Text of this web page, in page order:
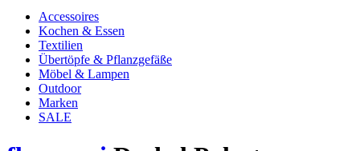
Accessoires
Kochen & Essen
Textilien
Übertöpfe & Pflanzgefäße
Möbel & Lampen
Outdoor
Marken
SALE